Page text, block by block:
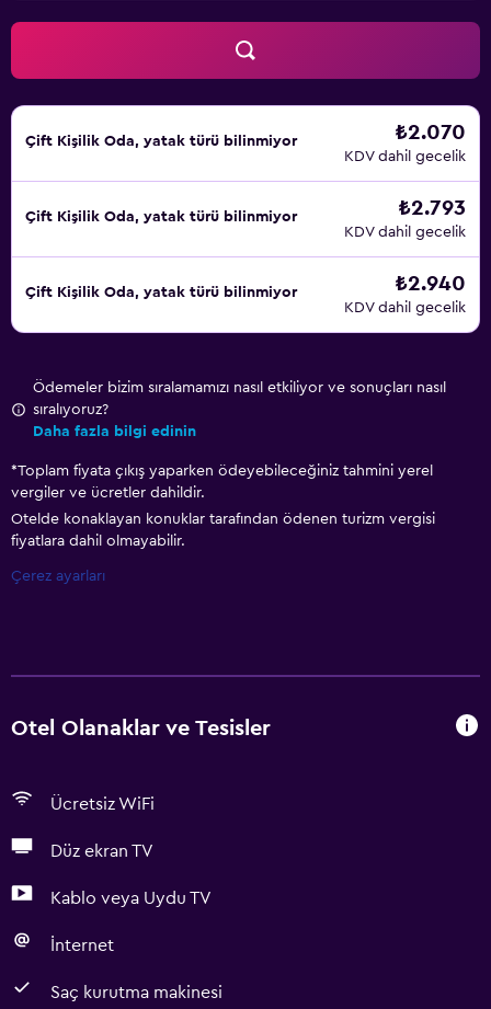
Çift ​Kişilik Oda, yatak türü bilinmiyor ₺2.070
KDV dahil gecelik
Çift ​Kişilik Oda, yatak türü bilinmiyor ₺2.793
KDV dahil gecelik
Çift ​Kişilik Oda, yatak türü bilinmiyor ₺2.940
KDV dahil gecelik
Ödemeler bizim sıralamamızı nasıl etkiliyor ve sonuçları nasıl
sıralıyoruz?
Daha fazla bilgi edinin
*Toplam fiyata çıkış yaparken ödeyebileceğiniz tahmini yerel
vergiler ve ücretler dahildir.
Otelde konaklayan konuklar tarafından ödenen turizm vergisi
fiyatlara dahil olmayabilir.
Çerez ayarları
Otel Olanaklar ve Tesisler
Ücretsiz WiFi
Düz ekran TV
Kablo veya Uydu TV
İnternet
Saç kurutma makinesi